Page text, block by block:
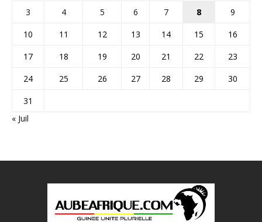
3
4 5 6 7 8
9
10
11 12 13 14 15
16
17
18 19 20 21 22
23
24
25 26 27 28 29
30
31
« Juil